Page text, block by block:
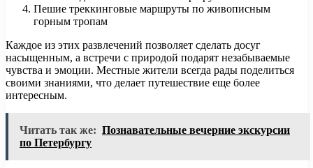
Пешие треккинговые маршруты по живописным
горным тропам
Каждое из этих развлечений позволяет сделать досуг
насыщенным, а встречи с природой подарят незабываемые
чувства и эмоции. Местные жители всегда рады поделиться
своими знаниями, что делает путешествие еще более
интересным.
Читать так же: Познавательные вечерние экскурсии
по Петербургу